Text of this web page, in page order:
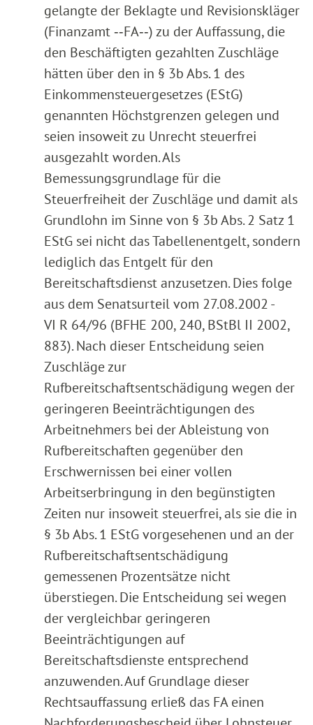
gelangte der Beklagte und Revisionskläger
(Finanzamt ‑‑FA‑‑) zu der Auffassung, die
den Beschäftigten gezahlten Zuschläge
hätten über den in § 3b Abs. 1 des
Einkommensteuergesetzes (EStG)
genannten Höchstgrenzen gelegen und
seien insoweit zu Unrecht steuerfrei
ausgezahlt worden. Als
Bemessungsgrundlage für die
Steuerfreiheit der Zuschläge und damit als
Grundlohn im Sinne von § 3b Abs. 2 Satz 1
EStG sei nicht das Tabellenentgelt, sondern
lediglich das Entgelt für den
Bereitschaftsdienst anzusetzen. Dies folge
aus dem Senatsurteil vom 27.08.2002 -
VI R 64/96 (BFHE 200, 240, BStBl II 2002,
883). Nach dieser Entscheidung seien
Zuschläge zur
Rufbereitschaftsentschädigung wegen der
geringeren Beeinträchtigungen des
Arbeitnehmers bei der Ableistung von
Rufbereitschaften gegenüber den
Erschwernissen bei einer vollen
Arbeitserbringung in den begünstigten
Zeiten nur insoweit steuerfrei, als sie die in
§ 3b Abs. 1 EStG vorgesehenen und an der
Rufbereitschaftsentschädigung
gemessenen Prozentsätze nicht
überstiegen. Die Entscheidung sei wegen
der vergleichbar geringeren
Beeinträchtigungen auf
Bereitschaftsdienste entsprechend
anzuwenden. Auf Grundlage dieser
Rechtsauffassung erließ das FA einen